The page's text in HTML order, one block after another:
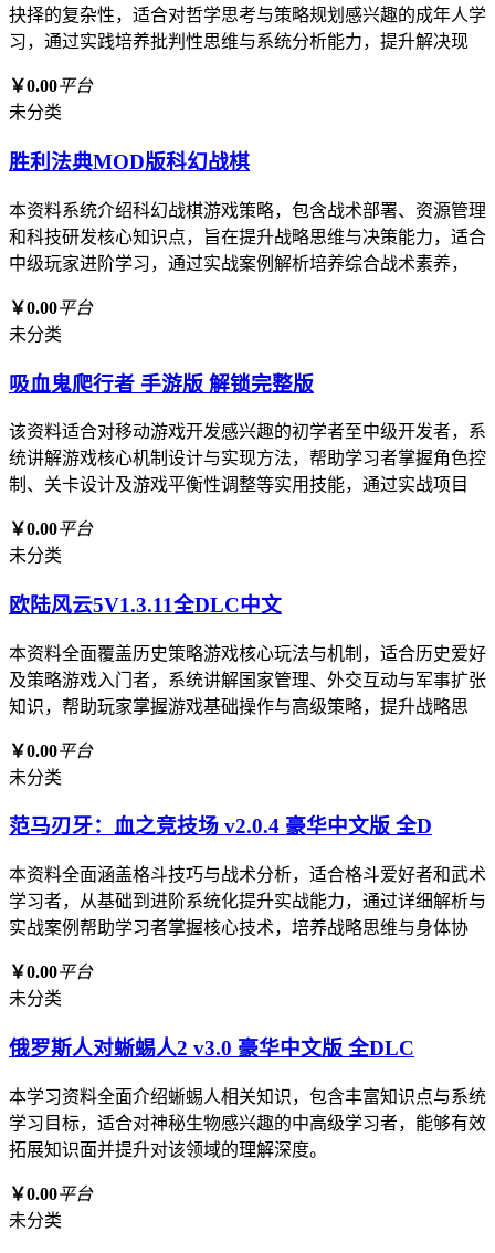
抉择的复杂性，适合对哲学思考与策略规划感兴趣的成年人学
习，通过实践培养批判性思维与系统分析能力，提升解决现
￥0.00平台
未分类
胜利法典MOD版科幻战棋
本资料系统介绍科幻战棋游戏策略，包含战术部署、资源管理
和科技研发核心知识点，旨在提升战略思维与决策能力，适合
中级玩家进阶学习，通过实战案例解析培养综合战术素养，
￥0.00平台
未分类
吸血鬼爬行者 手游版 解锁完整版
该资料适合对移动游戏开发感兴趣的初学者至中级开发者，系
统讲解游戏核心机制设计与实现方法，帮助学习者掌握角色控
制、关卡设计及游戏平衡性调整等实用技能，通过实战项目
￥0.00平台
未分类
欧陆风云5V1.3.11全DLC中文
本资料全面覆盖历史策略游戏核心玩法与机制，适合历史爱好
及策略游戏入门者，系统讲解国家管理、外交互动与军事扩张
知识，帮助玩家掌握游戏基础操作与高级策略，提升战略思
￥0.00平台
未分类
范马刃牙：血之竞技场 v2.0.4 豪华中文版 全D
本资料全面涵盖格斗技巧与战术分析，适合格斗爱好者和武术
学习者，从基础到进阶系统化提升实战能力，通过详细解析与
实战案例帮助学习者掌握核心技术，培养战略思维与身体协
￥0.00平台
未分类
俄罗斯人对蜥蜴人2 v3.0 豪华中文版 全DLC
本学习资料全面介绍蜥蜴人相关知识，包含丰富知识点与系统
学习目标，适合对神秘生物感兴趣的中高级学习者，能够有效
拓展知识面并提升对该领域的理解深度。
￥0.00平台
未分类